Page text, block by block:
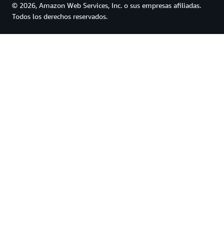
© 2026, Amazon Web Services, Inc. o sus empresas afiliadas.
Todos los derechos reservados.